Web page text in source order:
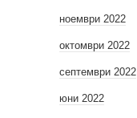
ноември 2022
октомври 2022
септември 2022
юни 2022